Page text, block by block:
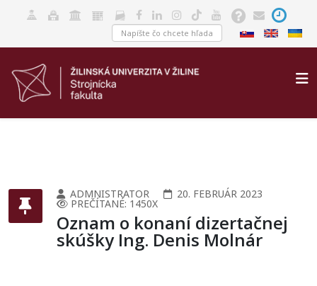
ADMNISTRATOR 20. FEBRUÁR 2023
PREČÍTANÉ: 1450X
Oznam o konaní dizertačnej
skúšky Ing. Denis Molnár